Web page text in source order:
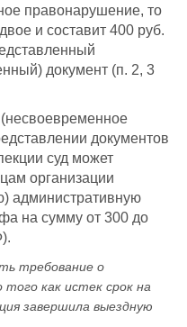
правонарушение, то
и составит 400 руб.
документ (п. 2, 3
документов
суд может
организации
административную
на сумму от 300 до
требование о
как истек срок на
завершила выездную